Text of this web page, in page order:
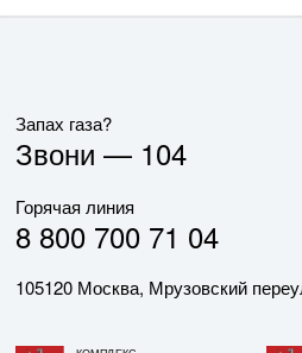
Запах газа?
Звони — 104
Горячая линия
8 800 700 71 04
105120 Москва, Мрузовский